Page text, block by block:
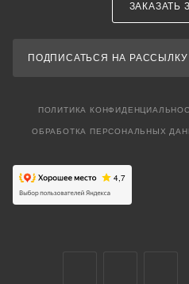
ЗАКАЗАТЬ
ПОДПИСАТЬСЯ НА РАССЫЛКУ
ПОЛИТИКА
ОБРАБОТКА ПЕРСОНАЛЬНЫХ